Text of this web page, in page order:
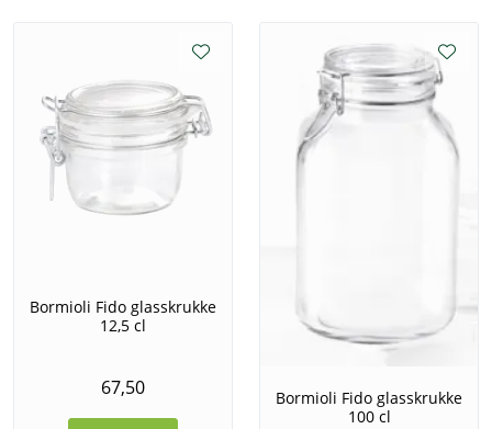
Bormioli Fido glasskrukke
12,5 cl
67,50
Bormioli Fido glasskrukke
100 cl